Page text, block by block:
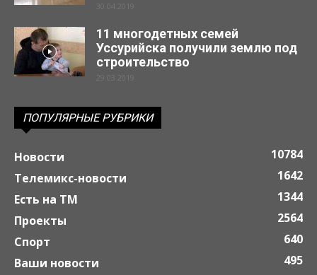
30.04.2019
11 многодетных семей
Уссурийска получили землю под
строительство
29.03.2019
ПОПУЛЯРНЫЕ РУБРИКИ
Новости
10784
Телемикс-новости
1642
Есть на ТМ
1344
Проекты
2564
Спорт
640
Ваши новости
495